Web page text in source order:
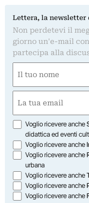
Lettera, la newsletter
Non perdetevi il
giorno un'e-mail
partecipa alla
(Obbligatorio)
Nome
(Obbligatorio)
Opzioni
Voglio ricevere anche
didattica ed eventi
Voglio ricevere anche
Voglio ricevere anche
urbana
Voglio ricevere anche
Voglio ricevere anche
Voglio ricevere anche